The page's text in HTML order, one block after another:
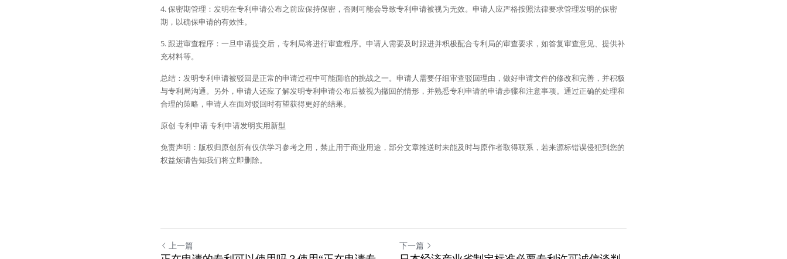
4. 保密期管理：发明在专利申请公布之前应保持保密，否则可能会导致专利申请被视为无效。申请人应严格按照法律要求管理发明的保密
期，以确保申请的有效性。
5. 跟进审查程序：一旦申请提交后，专利局将进行审查程序。申请人需要及时跟进并积极配合专利局的审查要求，如答复审查意见、提供补
充材料等。
总结：发明专利申请被驳回是正常的申请过程中可能面临的挑战之一。申请人需要仔细审查驳回理由，做好申请文件的修改和完善，并积极
与专利局沟通。另外，申请人还应了解发明专利申请公布后被视为撤回的情形，并熟悉专利申请的申请步骤和注意事项。通过正确的处理和
合理的策略，申请人在面对驳回时有望获得更好的结果。
原创 专利申请 专利申请发明实用新型
免责声明：版权归原创所有仅供学习参考之用，禁止用于商业用途，部分文章推送时未能及时与原作者取得联系，若来源标错误侵犯到您的
权益烦请告知我们将立即删除。
上一篇 下一篇